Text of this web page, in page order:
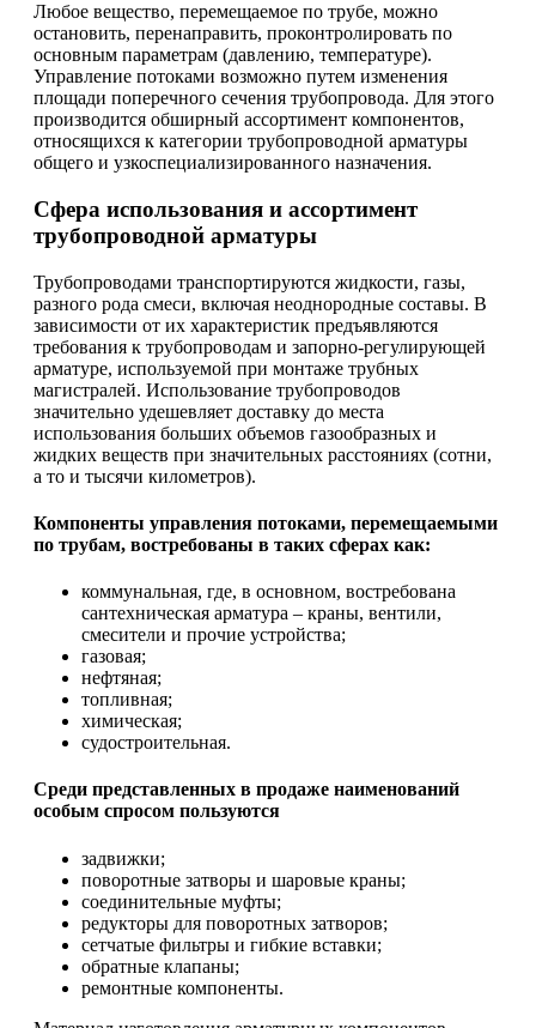
Любое вещество, перемещаемое по трубе, можно
остановить, перенаправить, проконтролировать по
основным параметрам (давлению, температуре).
Управление потоками возможно путем изменения
площади поперечного сечения трубопровода. Для этого
производится обширный ассортимент компонентов,
относящихся к категории трубопроводной арматуры
общего и узкоспециализированного назначения.
Сфера использования и ассортимент
трубопроводной арматуры
Трубопроводами транспортируются жидкости, газы,
разного рода смеси, включая неоднородные составы. В
зависимости от их характеристик предъявляются
требования к трубопроводам и запорно-регулирующей
арматуре, используемой при монтаже трубных
магистралей. Использование трубопроводов
значительно удешевляет доставку до места
использования больших объемов газообразных и
жидких веществ при значительных расстояниях (сотни,
а то и тысячи километров).
Компоненты управления потоками, перемещаемыми
по трубам, востребованы в таких сферах как:
коммунальная, где, в основном, востребована
сантехническая арматура – краны, вентили,
смесители и прочие устройства;
газовая;
нефтяная;
топливная;
химическая;
судостроительная.
Среди представленных в продаже наименований
особым спросом пользуются
задвижки;
поворотные затворы и шаровые краны;
соединительные муфты;
редукторы для поворотных затворов;
сетчатые фильтры и гибкие вставки;
обратные клапаны;
ремонтные компоненты.